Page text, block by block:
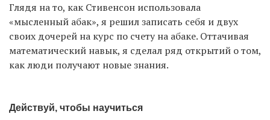
Глядя на то, как Стивенсон использовала
«мысленный абак», я решил записать себя и двух
своих дочерей на курс по счету на абаке. Оттачивая
математический навык, я сделал ряд открытий о том,
как люди получают новые знания.
Действуй, чтобы научиться